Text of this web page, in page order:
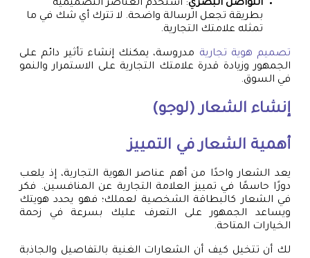
التواصل البصري: استخدم العناصر التصميمية
بطريقة تجعل الرسالة واضحة. لا تترك أي شك في ما
تمثله علامتك التجارية.
تصميم هوية تجارية مدروسة، يمكنك إنشاء تأثير دائم على
الجمهور وزيادة قدرة علامتك التجارية على الاستمرار والنمو
في السوق.
إنشاء الشعار (لوجو)
أهمية الشعار في التمييز
يعد الشعار واحدًا من أهم عناصر الهوية التجارية، إذ يلعب
دورًا حاسمًا في تمييز العلامة التجارية عن المنافسين. فكر
في الشعار كالبطاقة الشخصية لعملك؛ فهو يحدد هويتك
ويساعد الجمهور على التعرف عليك بسرعة في زحمة
الخيارات المتاحة.
لك أن تتخيل كيف أن الشعارات الغنية بالتفاصيل والجاذبة